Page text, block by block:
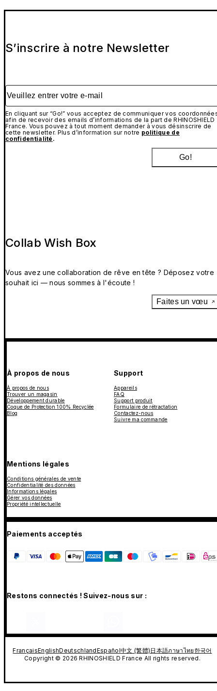
S’inscrire à notre Newsletter
Veuillez entrer votre e-mail
En cliquant sur “Go!” vous acceptez de communiquer vos
afin de recevoir des emails d’informations de la part de RHINOSHIELD
France. Vous pouvez à tout moment demander à vous désinscrire de
cette newsletter. Plus d’information sur notre politique de
confidentialité .
Go!
Collab Wish Box
Vous avez une collaboration de rêve en tête ? Déposez votre
souhait ici — nous sommes à l'écoute !
Faites un vœu
À propos de nous
À propos de nous
Trouver un magasin
Développement durable
Coque de Protection 100% Recyclée
Blog
Support
Appareils
FAQ
Support produit
Formulaire de rétractation
Contactez-nous
Suivre ma commande
Mentions légales
Conditions générales de vente
Confidentialité des données
Informations légales
Gérer vos données
Propriété intellectuelle
Paiements acceptés
Restons connectés ! Suivez-nous sur :
FrançaisEnglishDeutschlandEspañol中文 (繁體) 日本語ภาษาไทย 한국어
Copyright © 2026 RHINOSHIELD France All rights reserved.